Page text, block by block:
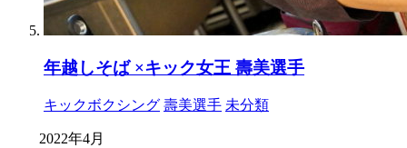
年越しそば ×キック女王 壽美選手
キックボクシング 壽美選手 未分類
2022年4月